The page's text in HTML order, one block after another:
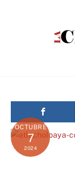
OCTUBRE
7
2024